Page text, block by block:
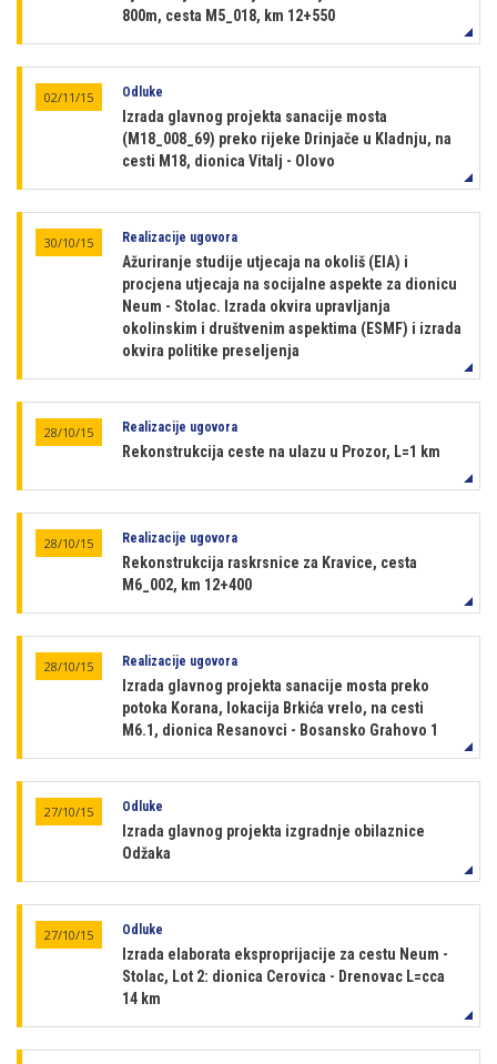
800m, cesta M5_018, km 12+550
02/11/15 Odluke
Izrada glavnog projekta sanacije mosta
(M18_008_69) preko rijeke Drinjače u Kladnju, na
cesti M18, dionica Vitalj - Olovo
30/10/15 Realizacije ugovora
Ažuriranje studije utjecaja na okoliš (EIA) i
procjena utjecaja na socijalne aspekte za dionicu
Neum - Stolac. Izrada okvira upravljanja
okolinskim i društvenim aspektima (ESMF) i izrada
okvira politike preseljenja
28/10/15 Realizacije ugovora
Rekonstrukcija ceste na ulazu u Prozor, L=1 km
28/10/15 Realizacije ugovora
Rekonstrukcija raskrsnice za Kravice, cesta
M6_002, km 12+400
28/10/15 Realizacije ugovora
Izrada glavnog projekta sanacije mosta preko
potoka Korana, lokacija Brkića vrelo, na cesti
M6.1, dionica Resanovci - Bosansko Grahovo 1
27/10/15 Odluke
Izrada glavnog projekta izgradnje obilaznice
Odžaka
27/10/15 Odluke
Izrada elaborata eksproprijacije za cestu Neum -
Stolac, Lot 2: dionica Cerovica - Drenovac L=cca
14 km